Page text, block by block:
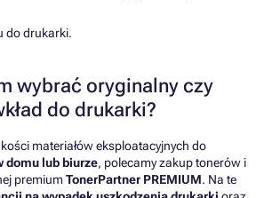
do drukarki.
wybrać oryginalny czy
do drukarki?
materiałów eksploatacyjnych do
domu lub biurze, polecamy zakup tonerów i
premiumTonerPartner PREMIUM. Na te